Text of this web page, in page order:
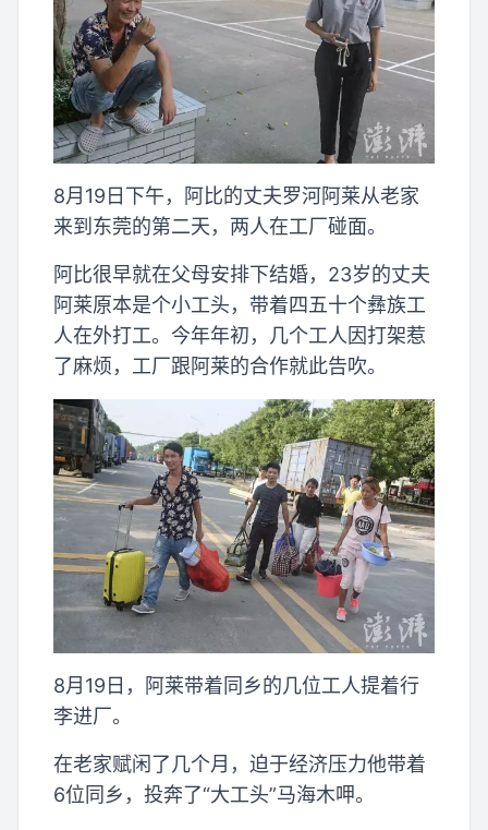
8月19日下午，阿比的丈夫罗河阿莱从老家
来到东莞的第二天，两人在工厂碰面。
阿比很早就在父母安排下结婚，23岁的丈夫
阿莱原本是个小工头，带着四五十个彝族工
人在外打工。今年年初，几个工人因打架惹
了麻烦，工厂跟阿莱的合作就此告吹。
8月19日，阿莱带着同乡的几位工人提着行
李进厂。
在老家赋闲了几个月，迫于经济压力他带着
6位同乡，投奔了“大工头”马海木呷。